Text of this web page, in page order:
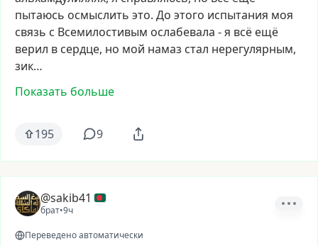
пытаюсь осмыслить это. До этого испытания моя
связь с Всемилостивым ослабевала -я всё ещё
верил в сердце, но мой намаз стал нерегулярным,
зик…
Показать больше
195 9
@sakib41
брат•9ч
Переведено автоматически